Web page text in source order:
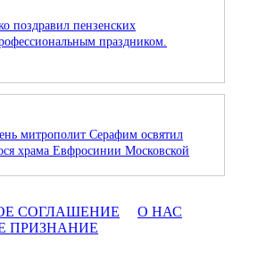
поздравил пензенских
праздником.
митрополит Серафим освятил
храма Евфросинии Московской
СОГЛАШЕНИЕ
О НАС
ПРИЗНАНИЕ